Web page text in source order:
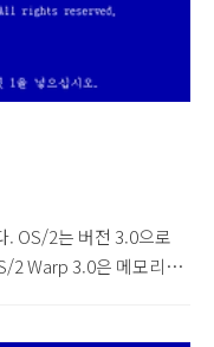
. OS/2는 버전 3.0으로
2 Warp 3.0은 메모리가